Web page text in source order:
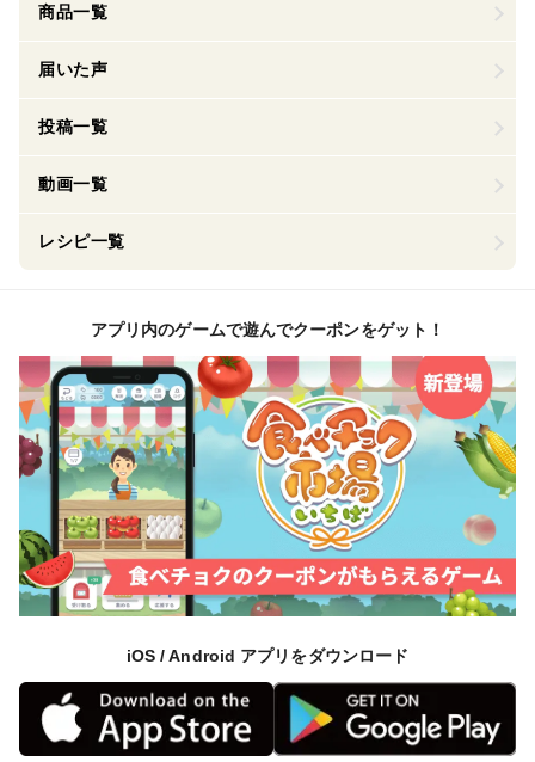
商品一覧
届いた声
投稿一覧
動画一覧
レシピ一覧
アプリ内のゲームで遊んでクーポンをゲット！
iOS / Android アプリをダウンロード